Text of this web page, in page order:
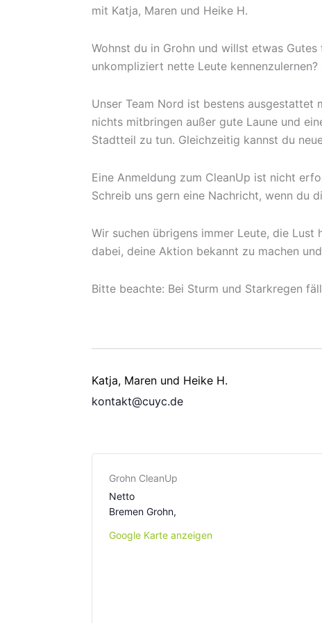
mit Katja, Maren und Heike H.
Wohnst du in Grohn und willst etwas
unkompliziert nette Leute
Unser Team Nord ist bestens ausgestattet
nichts mitbringen außer gute Laune und
Stadtteil zu tun. Gleichzeitig kannst du
Eine Anmeldung zum CleanUp ist nicht
Schreib uns gern eine Nachricht, wenn du
Wir suchen übrigens immer Leute, die
dabei, deine Aktion bekannt zu machen
Bitte beachte: Bei Sturm und Starkregen
Katja, Maren und Heike H.
kontakt@cuyc.de
Grohn CleanUp
Netto
Bremen Grohn,
Google Karte anzeigen